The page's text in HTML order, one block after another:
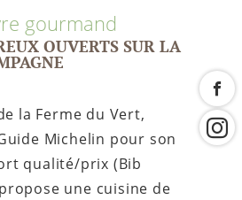
gourmand
OUVERTS SUR LA
la Ferme du Vert,
Michelin pour son
qualité/prix (Bib
une cuisine de